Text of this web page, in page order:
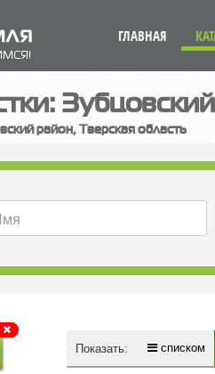
ГЛАВНАЯ
район, Тверская область
Показать: списком